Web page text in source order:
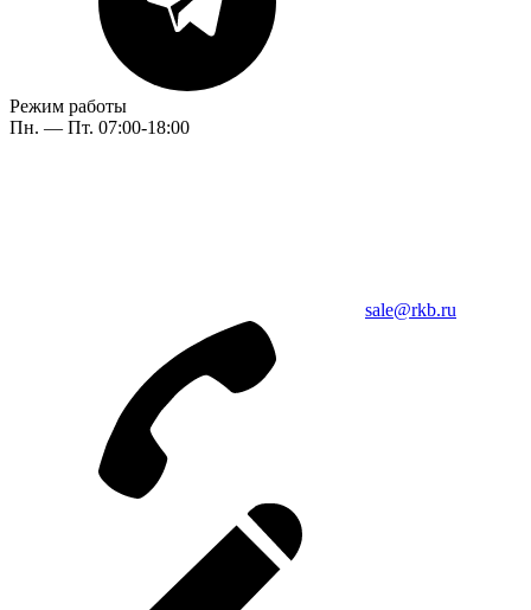
Режим работы
Пн. — Пт. 07:00-18:00
sale@rkb.ru